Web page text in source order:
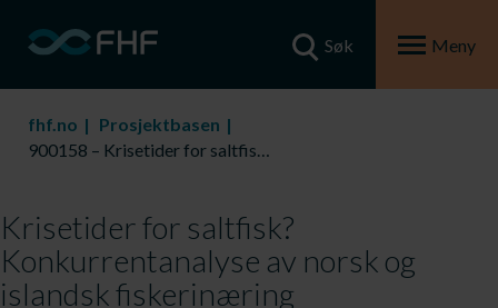
Søk Meny
fhf.no
Prosjektbasen
900158 – Krisetider for saltfisk? Konkurrentanalyse av norsk og islandsk fiskerinæring
Krisetider for saltfisk?
Konkurrentanalyse av norsk og
islandsk fiskerinæring